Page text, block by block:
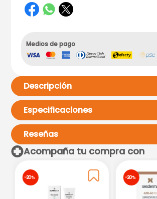
Medios de pago
Descripción
Especificaciones
Reseñas
Por favor, inicia sesión
escribir un
Acompaña tu compra con
-20 % -20 %